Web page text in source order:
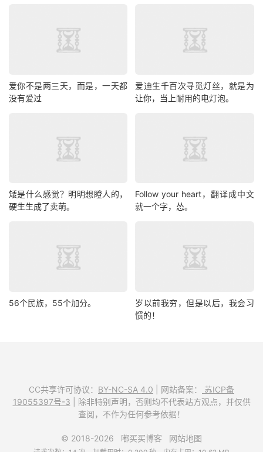
爱你不是两三天，而是，一天都
没有爱过
爱迪生千百次寻觅灯丝，就是为
让你，当上耐用的电灯泡。
矮是什么感觉？明明想瞪人的，
硬生生成了卖萌。
Follow your heart，翻译成中文
就一个字，怂。
56个民族，55个加分。
岁以前我穷，但是以后，我会习
惯的！
CC共享许可协议： BY-NC-SA 4.0 | 网站备案：
苏ICP备
19055397号-3 | 除非特别声明，否则均不代表站方观点，并仅供
查阅，不作为任何参考依据！
© 2018-2026 嘟买买博客 网站地图